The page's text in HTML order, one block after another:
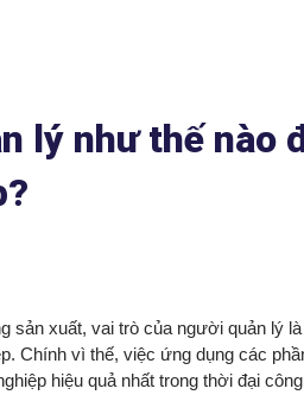
lý như thế nào
sản xuất, vai trò của người quản lý
Chính vì thế, việc ứng dụng các
hiệu quả nhất trong thời đại